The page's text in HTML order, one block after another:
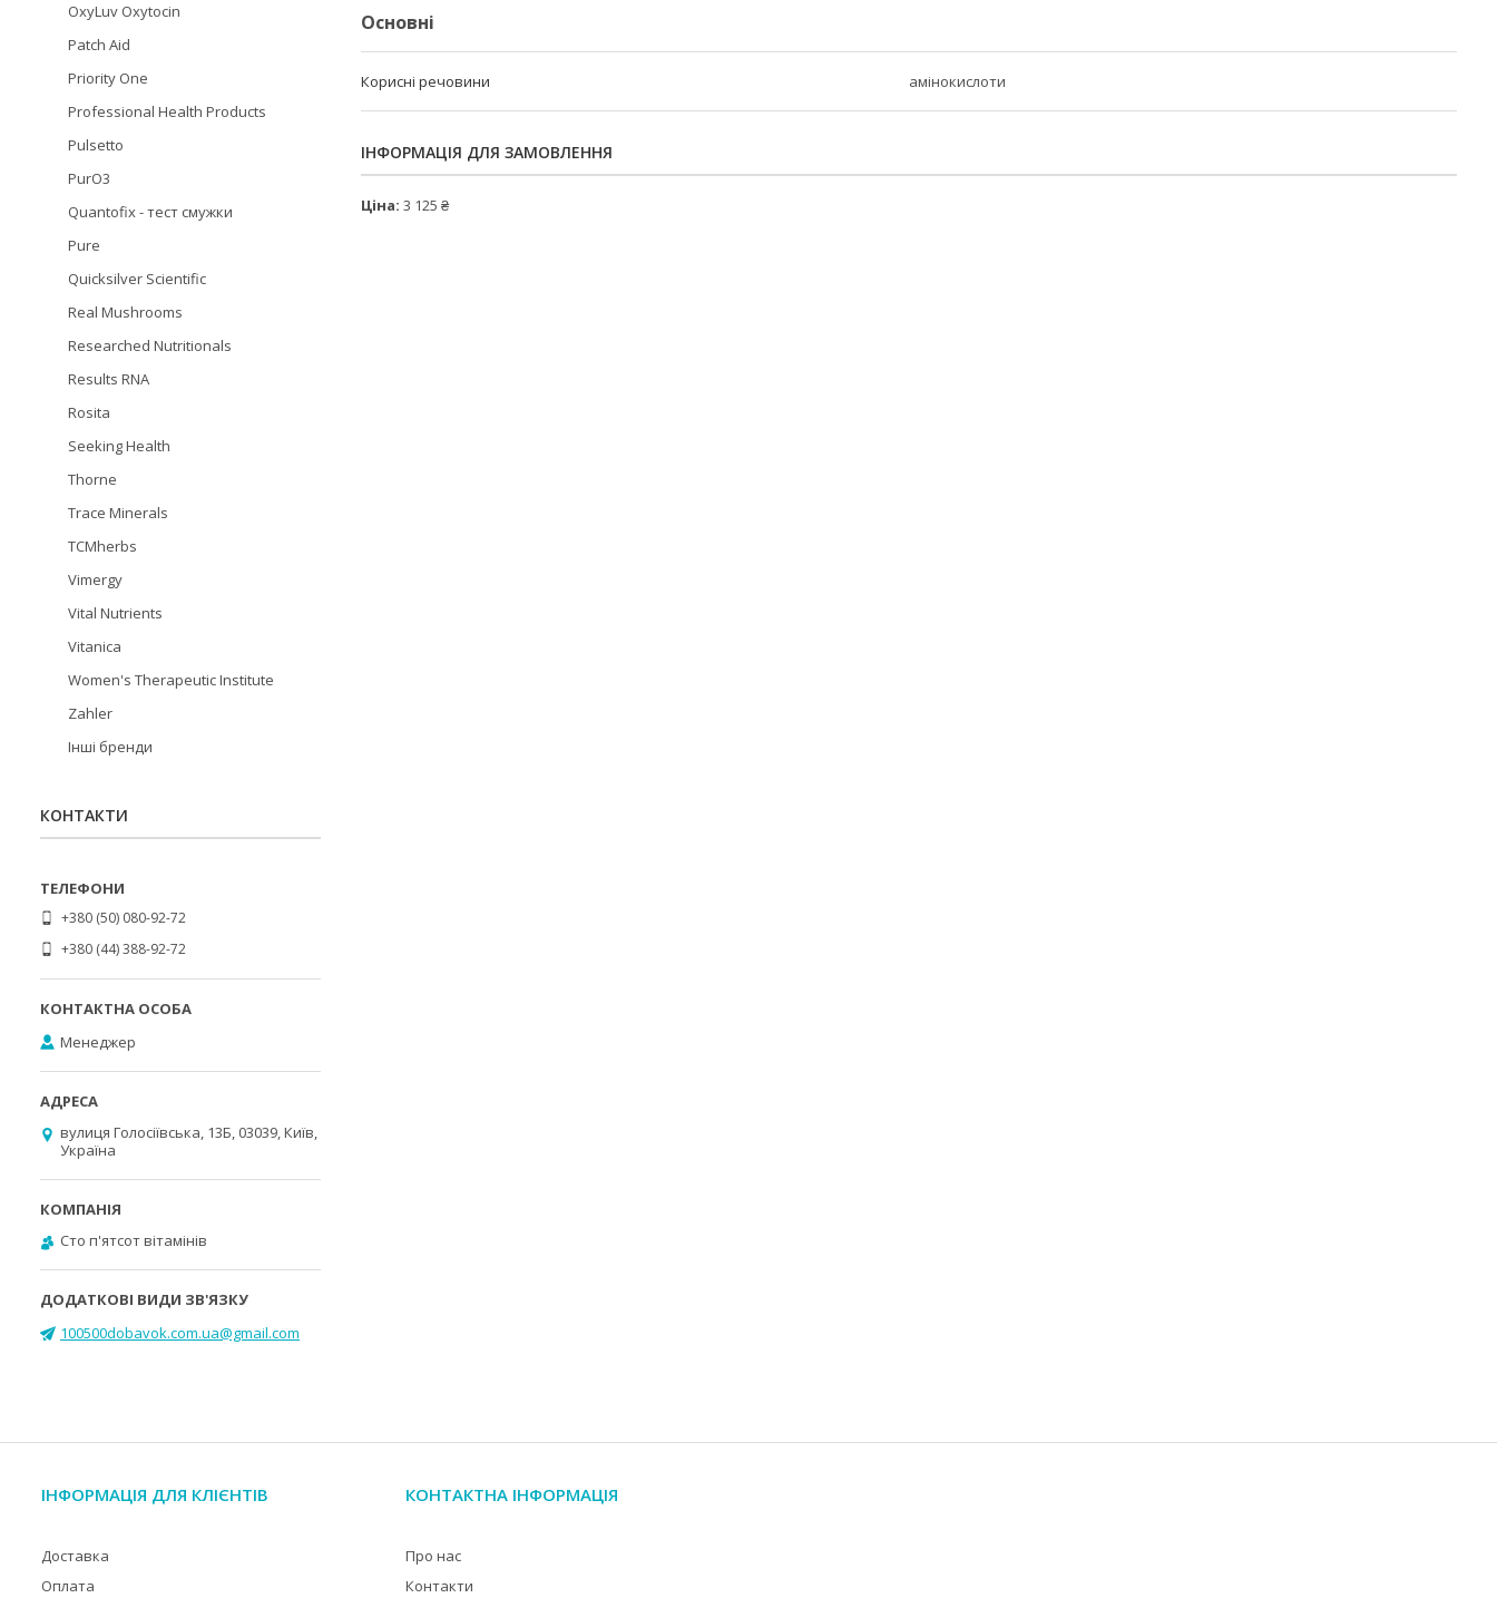
Основні
Корисні речовини амінокислоти
ІНФОРМАЦІЯ ДЛЯ ЗАМОВЛЕННЯ
Ціна: 3 125 ₴
OxyLuv Oxytocin
Patch Aid
Priority One
Professional Health Products
Pulsetto
PurO3
Quantofix - тест смужки
Pure
Quicksilver Scientific
Real Mushrooms
Researched Nutritionals
Results RNA
Rosita
Seeking Health
Thorne
Trace Minerals
TCMherbs
Vimergy
Vital Nutrients
Vitanica
Women's Therapeutic Institute
Zahler
Інші бренди
КОНТАКТИ
+380 (50) 080-92-72
+380 (44) 388-92-72
Менеджер
вулиця Голосіївська, 13Б, 03039, Київ,
Україна
Cто п'ятсот вітамінів
100500dobavok.com.ua@gmail.com
ІНФОРМАЦІЯ ДЛЯ КЛІЄНТІВ
Доставка
Оплата
КОНТАКТНА ІНФОРМАЦІЯ
Про нас
Контакти